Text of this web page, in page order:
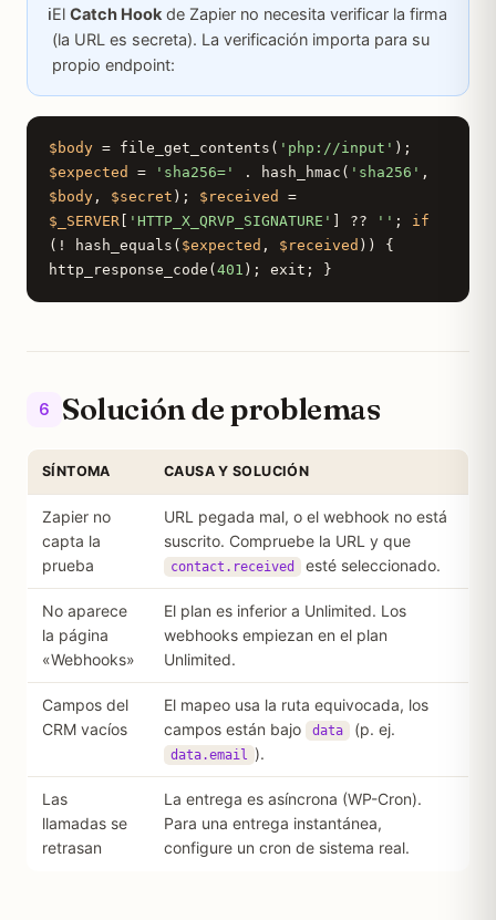
ℹ️El Catch Hook de Zapier no necesita verificar la firma
(la URL es secreta). La verificación importa para su
propio endpoint:
$body = file_get_contents( 'php://input' );
$expected
= 'sha256=' . hash_hmac( 'sha256' ,
$body , $secret ); $received
=
$_SERVER
'HTTP_X_QRVP_SIGNATURE' ] ?? '' ; if
(! hash_equals( $expected , $received )) {
http_response_code( 401 ); exit; }
6 Solución de problemas
SÍNTOMA CAUSA Y SOLUCIÓN
Zapier no
capta la
prueba
URL pegada mal, o el webhook no está
suscrito. Compruebe la URL y que
contact.received esté seleccionado.
No aparece
la página
«Webhooks»
El plan es inferior a Unlimited. Los
webhooks empiezan en el plan
Unlimited.
Campos del
CRM vacíos
El mapeo usa la ruta equivocada, los
campos están bajo
data (p. ej.
data.email ).
Las
llamadas se
retrasan
La entrega es asíncrona (WP-Cron).
Para una entrega instantánea,
configure un cron de sistema real.